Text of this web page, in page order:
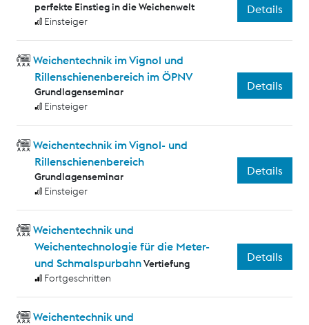
perfekte Einstieg in die Weichenwelt
Einsteiger
Details
Weichentechnik im Vignol und
Rillenschienenbereich im ÖPNV
Grundlagenseminar
Einsteiger
Details
Weichentechnik im Vignol- und
Rillenschienenbereich
Grundlagenseminar
Einsteiger
Details
Weichentechnik und
Weichentechnologie für die Meter-
und SchmalspurbahnVertiefung
Fortgeschritten
Details
Weichentechnik und